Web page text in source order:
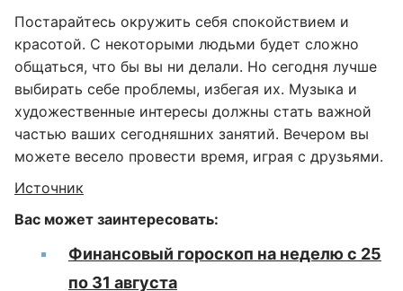
Постарайтесь окружить себя спокойствием и
красотой. С некоторыми людьми будет сложно
общаться, что бы вы ни делали. Но сегодня лучше
выбирать себе проблемы, избегая их. Музыка и
художественные интересы должны стать важной
частью ваших сегодняшних занятий. Вечером вы
можете весело провести время, играя с друзьями.
Источник
Вас может заинтересовать:
Финансовый гороскоп на неделю с 25
по 31 августа